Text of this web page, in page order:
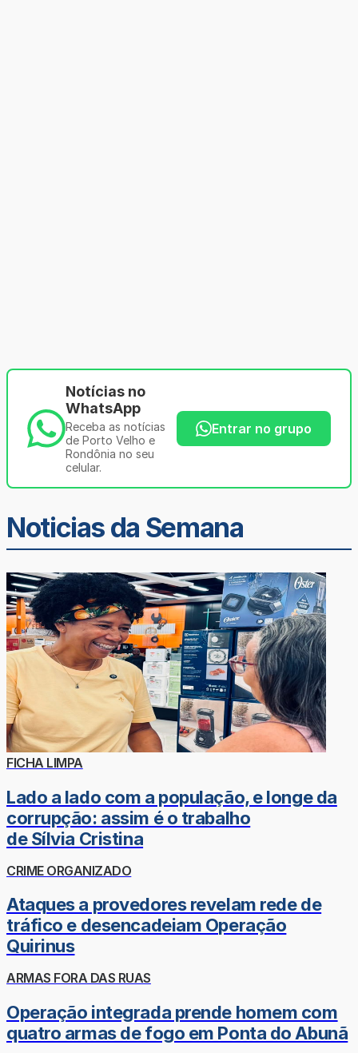
Notícias no
WhatsApp
Receba as notícias
de Porto Velho e
Rondônia no seu
celular.
Entrar no grupo
Noticias da Semana
FICHA LIMPA
Lado a lado com a população, e longe da
corrupção: assim é o trabalho
de Sílvia Cristina
CRIME ORGANIZADO
Ataques a provedores revelam rede de
tráfico e desencadeiam Operação
Quirinus
ARMAS FORA DAS RUAS
Operação integrada prende homem com
quatro armas de fogo em Ponta do Abunã